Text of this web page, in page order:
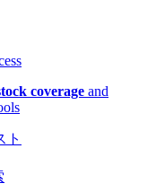
coverage and
ト